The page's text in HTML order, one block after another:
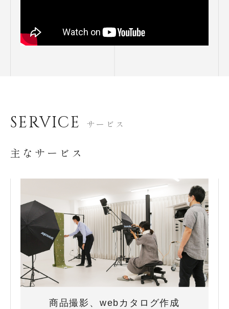
SERVICE サービス
主なサービス
商品撮影、webカタログ作成